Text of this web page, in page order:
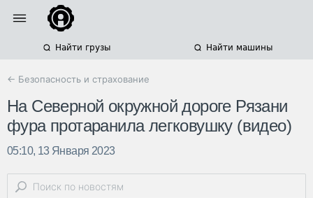
Найти грузы Найти машины
← Безопасность и страхование
На Северной окружной дороге Рязани
фура протаранила легковушку (видео)
05:10, 13 Января 2023